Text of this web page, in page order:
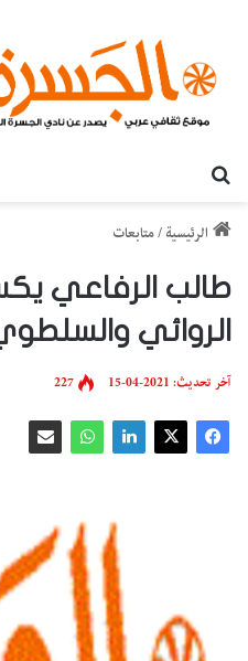
الرئيسية /متابعات
طالب الرفاعي
الروائي
آخر تحديث: 2021-04-15 227